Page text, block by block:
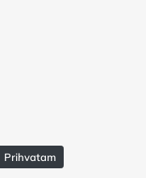
Prihvatam